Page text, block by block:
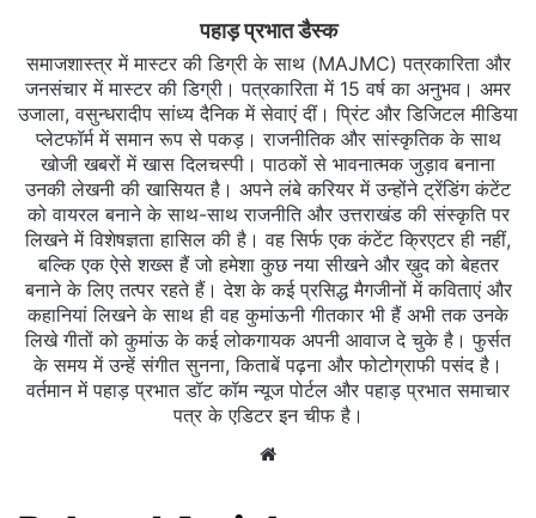
पहाड़ प्रभात डैस्क
समाजशास्त्र में मास्टर की डिग्री के साथ (MAJMC) पत्रकारिता और
जनसंचार में मास्टर की डिग्री। पत्रकारिता में 15 वर्ष का अनुभव। अमर
उजाला, वसुन्धरादीप सांध्य दैनिक में सेवाएं दीं। प्रिंट और डिजिटल मीडिया
प्लेटफॉर्म में समान रूप से पकड़। राजनीतिक और सांस्कृतिक के साथ
खोजी खबरों में खास दिलचस्‍पी। पाठकों से भावनात्मक जुड़ाव बनाना
उनकी लेखनी की खासियत है। अपने लंबे करियर में उन्होंने ट्रेंडिंग कंटेंट
को वायरल बनाने के साथ-साथ राजनीति और उत्तराखंड की संस्कृति पर
लिखने में विशेषज्ञता हासिल की है। वह सिर्फ एक कंटेंट क्रिएटर ही नहीं,
बल्कि एक ऐसे शख्स हैं जो हमेशा कुछ नया सीखने और ख़ुद को बेहतर
बनाने के लिए तत्पर रहते हैं। देश के कई प्रसिद्ध मैगजीनों में कविताएं और
कहानियां लिखने के साथ ही वह कुमांऊनी गीतकार भी हैं अभी तक उनके
लिखे गीतों को कुमांऊ के कई लोकगायक अपनी आवाज दे चुके है। फुर्सत
के समय में उन्हें संगीत सुनना, किताबें पढ़ना और फोटोग्राफी पसंद है।
वर्तमान में पहाड़ प्रभात डॉट कॉम न्यूज पोर्टल और पहाड़ प्रभात समाचार
पत्र के एडिटर इन चीफ है।
Website